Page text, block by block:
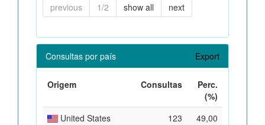
previous 1/2 show all next
Consultas por país Export
Origem Consultas
Perc.
(%)
United States
123
49,00